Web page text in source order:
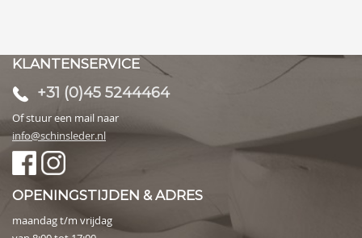
KLANTENSERVICE
+31 (0)45 5244464
Of stuur een mail naar
info@schinsleder.nl
OPENINGSTIJDEN & ADRES
maandag t/m vrijdag